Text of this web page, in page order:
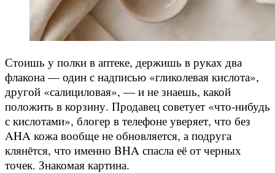
Стоишь у полки в аптеке, держишь в руках два
флакона — один с надписью «гликолевая кислота»,
другой «салициловая», — и не знаешь, какой
положить в корзину. Продавец советует «что-нибудь
с кислотами», блогер в телефоне уверяет, что без
AHA кожа вообще не обновляется, а подруга
клянётся, что именно BHA спасла её от черных
точек. Знакомая картина.